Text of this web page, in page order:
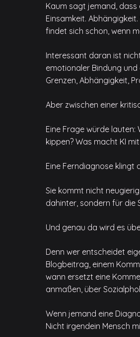
Kaum sagt jemand, dass
Einsamkeit.
findet sich schon, wenn
Interessant daran ist
emotionaler Bindung
Grenzen, Abhängigkeit,
Aber zwischen einer
Eine Frage würde
kippen? Was macht KI
Eine Ferndiagnose klingt
Sie kommt nicht
dahinter, sondern für die
Und genau da wird es
Denn wer entscheidet
Blogbeitrag, einem
wann ersetzt eine
anmaßen, über
Wenn jemand eine
Nicht irgendein Mensch